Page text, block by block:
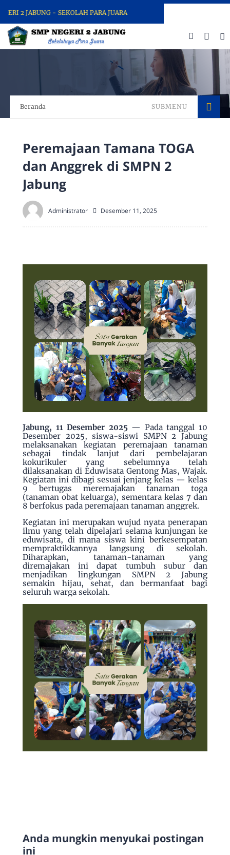
2 JABUNG - SEKOLAH PARA JUARA
Beranda SUBMENU
Peremajaan Tamana TOGA
dan Anggrek di SMPN 2
Jabung
Administrator Desember 11, 2025
Jabung, 11 Desember 2025 — Pada tanggal 10
Desember 2025, siswa-siswi SMPN 2 Jabung
melaksanakan kegiatan peremajaan tanaman
sebagai tindak lanjut dari pembelajaran
kokurikuler yang sebelumnya telah
dilaksanakan di Eduwisata Gentong Mas, Wajak.
Kegiatan ini dibagi sesuai jenjang kelas — kelas
9 bertugas meremajakan tanaman toga
(tanaman obat keluarga), sementara kelas 7 dan
8 berfokus pada peremajaan tanaman anggrek.
Kegiatan ini merupakan wujud nyata penerapan
ilmu yang telah dipelajari selama kunjungan ke
eduwisata, di mana siswa kini berkesempatan
mempraktikkannya langsung di sekolah.
Diharapkan, tanaman-tanaman yang
diremajakan ini dapat tumbuh subur dan
menjadikan lingkungan SMPN 2 Jabung
semakin hijau, sehat, dan bermanfaat bagi
seluruh warga sekolah.
Anda mungkin menyukai postingan
ini